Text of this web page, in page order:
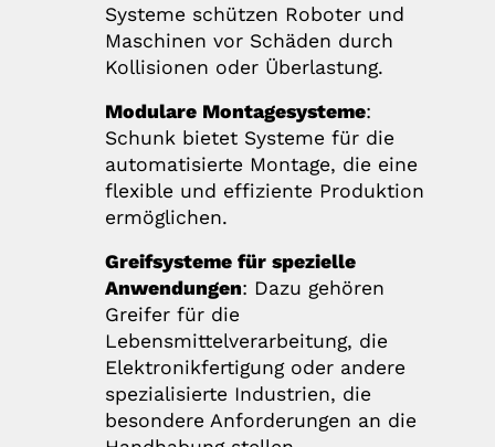
Systeme schützen Roboter und
Maschinen vor Schäden durch
Kollisionen oder Überlastung.
Modulare Montagesysteme:
Schunk bietet Systeme für die
automatisierte Montage, die eine
flexible und effiziente Produktion
ermöglichen.
Greifsysteme für spezielle
Anwendungen: Dazu gehören
Greifer für die
Lebensmittelverarbeitung, die
Elektronikfertigung oder andere
spezialisierte Industrien, die
besondere Anforderungen an die